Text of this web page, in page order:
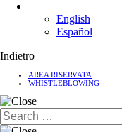
English
Español
Indietro
AREA RISERVATA
WHISTLEBLOWING